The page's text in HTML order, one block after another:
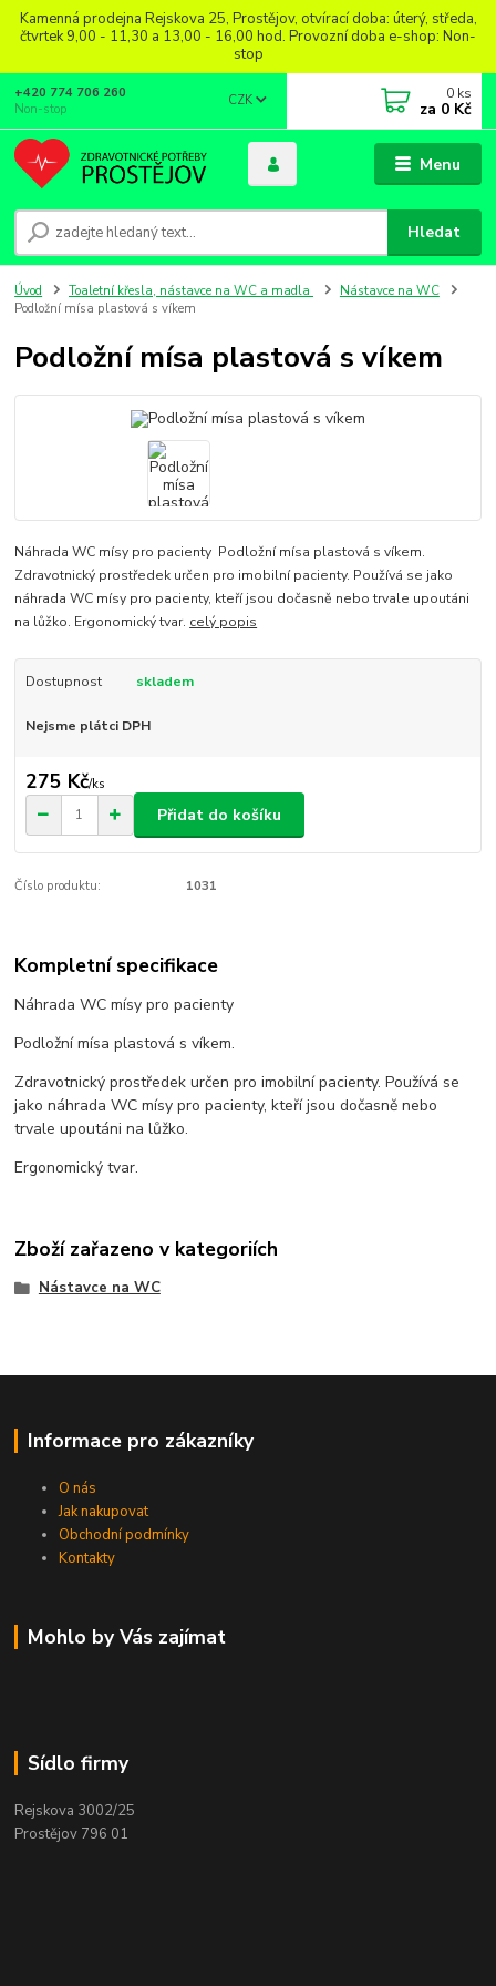
Kamenná prodejna Rejskova 25, Prostějov, otvírací doba: úterý, středa,
čtvrtek 9,00 - 11,30 a 13,00 - 16,00 hod. Provozní doba e-shop: Non-
stop
Menu
CZK
Hledat
+420 774 706 260
Non-stop
0 ks
za 0 Kč
Úvod Toaletní křesla, nástavce na WC a madla
Nástavce na WC
Podložní mísa plastová s víkem
Podložní mísa plastová s víkem
Náhrada WC mísy pro pacienty Podložní mísa plastová s víkem.
Zdravotnický prostředek určen pro imobilní pacienty. Používá se jako
náhrada WC mísy pro pacienty, kteří jsou dočasně nebo trvale upoutáni
na lůžko. Ergonomický tvar. celý popis
Dostupnost skladem
Nejsme plátci DPH
275 Kč/ks
Přidat do košíku
Číslo produktu: 1031
Kompletní specifikace
Náhrada WC mísy pro pacienty
Podložní mísa plastová s víkem.
Zdravotnický prostředek určen pro imobilní pacienty. Používá se
jako náhrada WC mísy pro pacienty, kteří jsou dočasně nebo
trvale upoutáni na lůžko.
Ergonomický tvar.
Zboží zařazeno v kategoriích
Nástavce na WC
Informace pro zákazníky
O nás
Jak nakupovat
Obchodní podmínky
Kontakty
Mohlo by Vás zajímat
Sídlo firmy
Rejskova 3002/25
Prostějov 796 01